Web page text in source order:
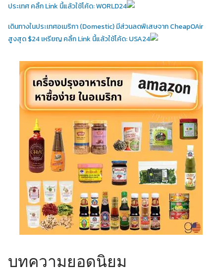
ประเทศ คลิ้ก Link นี้แล้วใช้โค้ด: WORLD24
เดินทางในประเทศอเมริกา (Domestic)มีส่วนลดพิเสษจาก CheapOAir
สูงสุด $24 เหรียญ คลิ้ก Link นี้แล้วใช้โค้ด: USA24
บทความยอดนิยม